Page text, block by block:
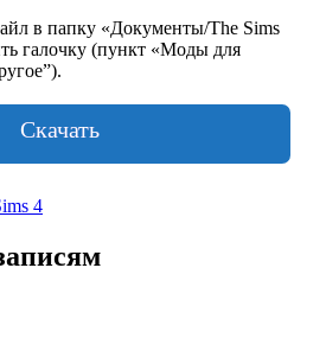
в папку «Документы/The Sims
галочку (пункт «Моды для
Скачать
4